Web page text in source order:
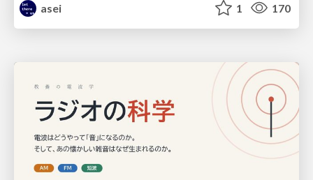
asei
1 170